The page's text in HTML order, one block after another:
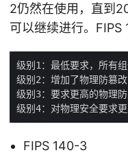
2仍然在使用，直到
可以继续进行。FIPS
FIPS 140-3